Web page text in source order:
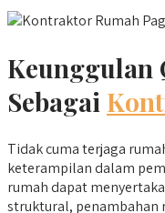
Keunggulan
Sebagai
Tidak cuma terjaga
keterampilan dalam
rumah dapat
struktural, penambahan